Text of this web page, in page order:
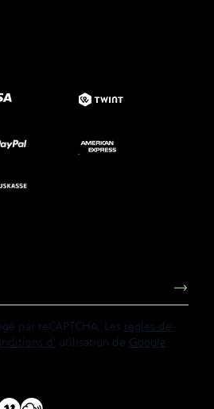
par reCAPTCHA. Les règles de
d' utilisation de Google